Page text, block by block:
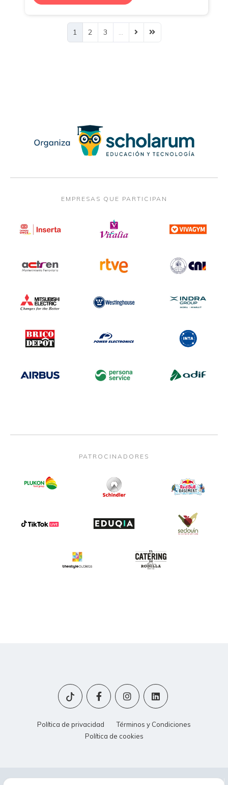
1 2 3 …
EMPRESAS QUE PARTICIPAN
PATROCINADORES
Política de privacidad
Términos y Condiciones
Política de cookies